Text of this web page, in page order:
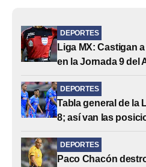
DEPORTES
Liga MX: Castigan
en la Jornada 9 del
DEPORTES
Tabla general de la
8; así van las
DEPORTES
Paco Chacón